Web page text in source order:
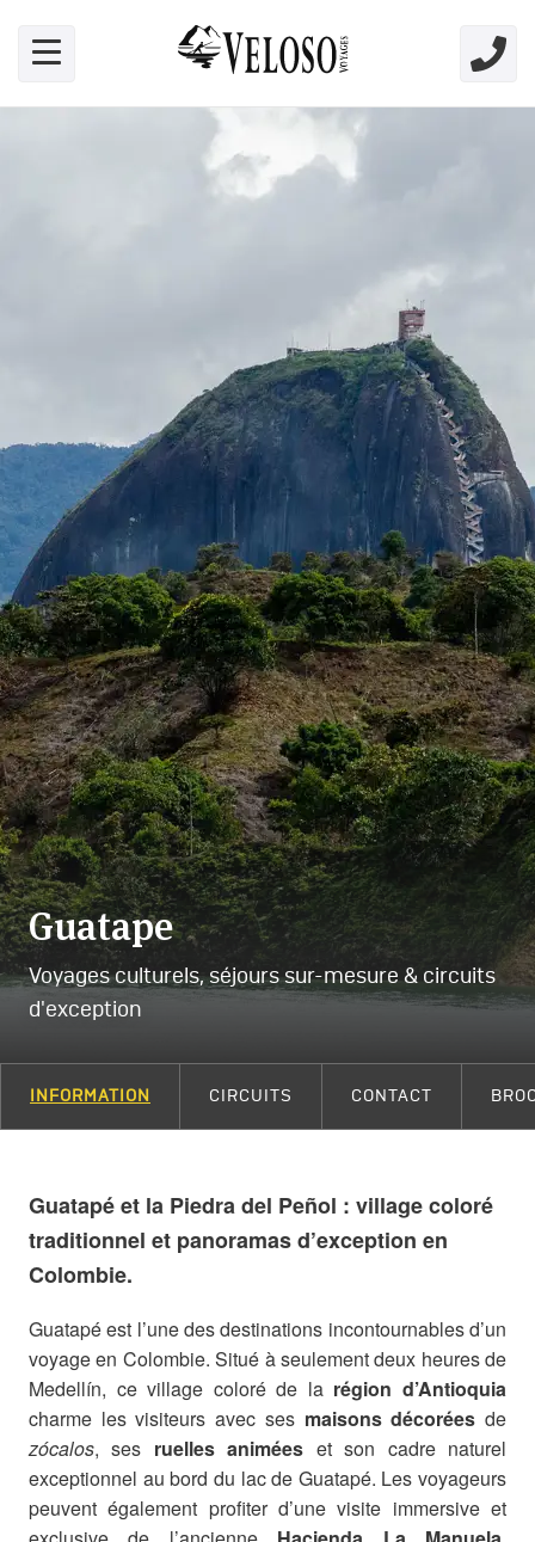
Guatape
Voyages culturels, séjours sur-mesure & circuits
d'exception
INFORMATION CIRCUITS CONTACT
Guatapé et la Piedra del Peñol : village coloré
traditionnel et panoramas d’exception en
Colombie.
Guatapé est l’une des destinations incontournables d’un
voyage en Colombie. Situé à seulement deux heures de
Medellín, ce village coloré de larégion d’Antioquia
charme les visiteurs avec ses maisons décorées de
zócalos, ses ruelles animées et son cadre naturel
exceptionnel au bord du lac de Guatapé. Les voyageurs
peuvent également profiter d’une visite immersive et